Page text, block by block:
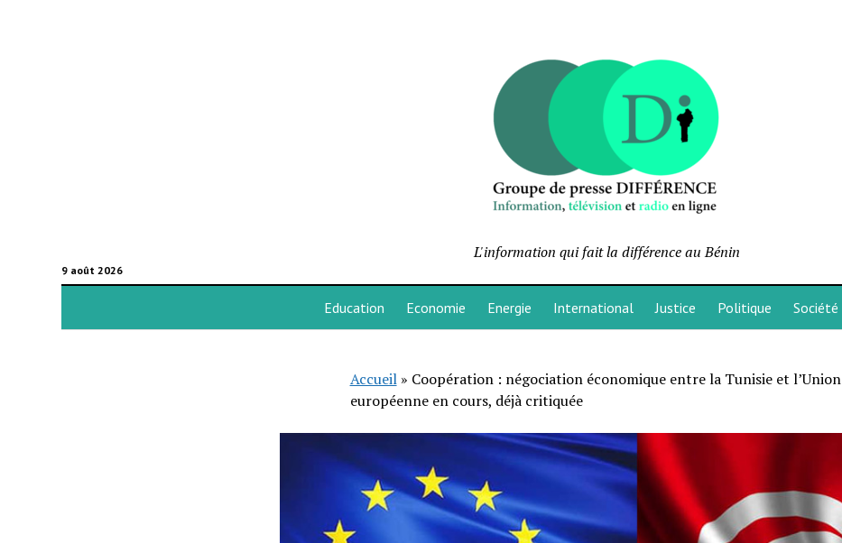
9 août 2026
L'information qui fait la différence au Bénin
Education Economie Energie International Justice Politique Société
Accueil» Coopération : négociation économique entre la Tunisie et l’Union
européenne en cours, déjà critiquée